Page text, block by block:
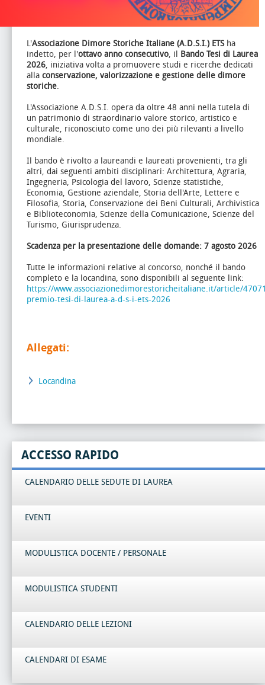
L'Associazione Dimore Storiche Italiane (A.D.S.I.) ETSha
indetto, per l'ottavo anno consecutivo, il Bando Tesi di Laurea
2026, iniziativa volta a promuovere studi e ricerche dedicati
alla conservazione, valorizzazione e gestione delle dimore
storiche.
L'Associazione A.D.S.I. opera da oltre 48 anni nella tutela di
un patrimonio di straordinario valore storico, artistico e
culturale, riconosciuto come uno dei più rilevanti a livello
mondiale.
Il bando è rivolto a laureandi e laureati provenienti, tra gli
altri, dai seguenti ambiti disciplinari: Architettura, Agraria,
Ingegneria, Psicologia del lavoro, Scienze statistiche,
Economia, Gestione aziendale, Storia dell'Arte, Lettere e
Filosofia, Storia, Conservazione dei Beni Culturali, Archivistica
e Biblioteconomia, Scienze della Comunicazione, Scienze del
Turismo, Giurisprudenza.
Scadenza per la presentazione delle domande: 7 agosto 2026
Tutte le informazioni relative al concorso, nonché il bando
completo e la locandina, sono disponibili al seguente link:
https://www.associazionedimorestoricheitaliane.it/article/
premio-tesi-di-laurea-a-d-s-i-ets-2026
Allegati:
Locandina
ACCESSO RAPIDO
CALENDARIO DELLE SEDUTE DI LAUREA
EVENTI
MODULISTICA DOCENTE / PERSONALE
MODULISTICA STUDENTI
CALENDARIO DELLE LEZIONI
CALENDARI DI ESAME